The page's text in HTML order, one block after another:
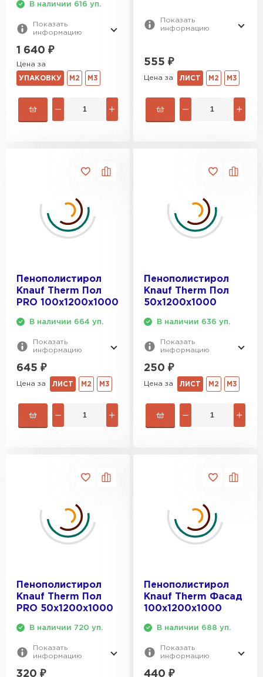
В наличии 616 уп.
Показать
информацию
1 640 ₽
Цена за
УПАКОВКУ М2 М3
Показать
информацию
555 ₽
Цена за ЛИСТ М2 М3
Пенополистирол
Knauf Therm Пол
PRO 100х1200х1000
В наличии 664 уп.
Показать
информацию
645 ₽
Цена за ЛИСТ М2 М3
Пенополистирол
Knauf Therm Пол
50х1200х1000
В наличии 636 уп.
Показать
информацию
250 ₽
Цена за ЛИСТ М2 М3
Пенополистирол
Knauf Therm Пол
PRO 50х1200х1000
В наличии 720 уп.
Показать
информацию
320 ₽
Пенополистирол
Knauf Therm Фасад
100х1200х1000
В наличии 688 уп.
Показать
информацию
440 ₽